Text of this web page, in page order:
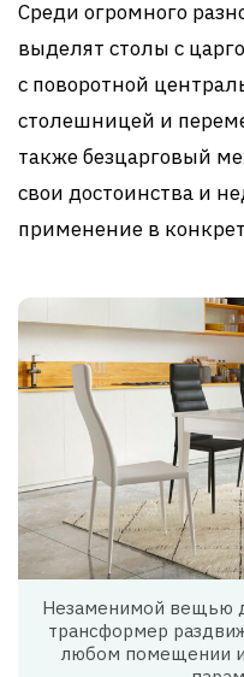
Среди огромного
выделят столы с
с поворотной
столешницей и
также безцарговый
свои достоинства и
применение в
Незаменимой вещью
трансформер
любом помещении и